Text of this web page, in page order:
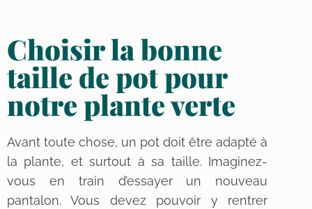
Choisir la bonne
taille de pot pour
notre plante verte
Avant toute chose, un pot doit être adapté à
la plante, et surtout à sa taille. Imaginez-
vous en train d’essayer un nouveau
pantalon. Vous devez pouvoir y rentrer